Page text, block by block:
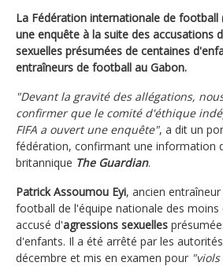
La Fédération internationale de football
une enquête à la suite des accusations
sexuelles présumées de centaines
entraîneurs de football au Gabon.
"Devant la gravité des allégations,
confirmer que le comité d'éthique
FIFA a ouvert une enquête", a dit un
fédération, confirmant une information
britannique The Guardian.
Patrick Assoumou Eyi, ancien
football de l'équipe nationale des moins
accusé d'agressions sexuelles
d'enfants. Il a été arrêté par les
décembre et mis en examen pour